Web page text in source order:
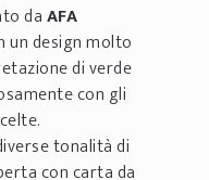
daAFA
un design molto
di verde
con gli
tonalità di
con carta da